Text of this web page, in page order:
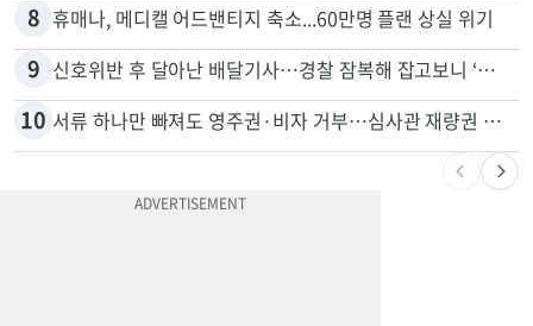
8 휴매나, 메디캘 어드밴티지 축소...60만명 플랜 상실 위기
9 신호위반 후 달아난 배달기사…경찰 잠복해 잡고보니 ‘반전’
10 서류 하나만 빠져도 영주권·비자 거부…심사관 재량권 대폭 확대